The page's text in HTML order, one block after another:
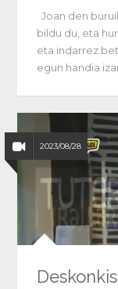
Joan den
bildu du, eta
eta indarrez
egun handia
2023/08/28